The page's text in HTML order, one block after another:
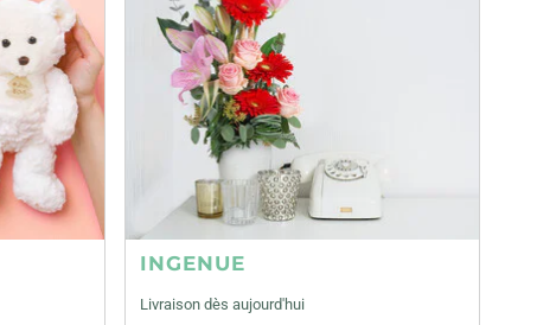
INGENUE
Livraison dès aujourd'hui